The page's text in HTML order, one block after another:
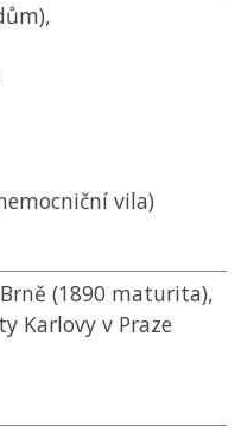
vila)
(1890 maturita),
Karlovy v Praze